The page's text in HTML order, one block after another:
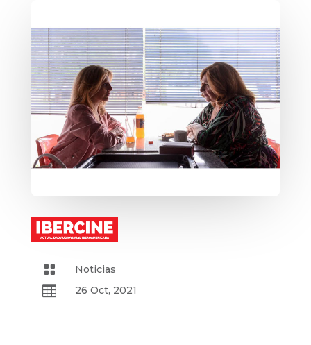
 Noticias
 26 Oct, 2021